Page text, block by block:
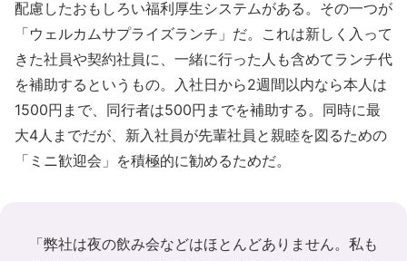
配慮したおもしろい福利厚生システムがある。その一つが
「ウェルカムサプライズランチ」だ。これは新しく入って
きた社員や契約社員に、一緒に行った人も含めてランチ代
を補助するというもの。入社日から2週間以内なら本人は
1500円まで、同行者は500円までを補助する。同時に最
大4人までだが、新入社員が先輩社員と親睦を図るための
「ミニ歓迎会」を積極的に勧めるためだ。
「弊社は夜の飲み会などはほとんどありません。私も